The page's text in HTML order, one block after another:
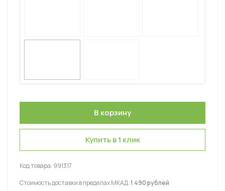
Купить в 1 клик
Код товара: 991317
Стоимость доставки в пределах МКАД:1 490 рублей